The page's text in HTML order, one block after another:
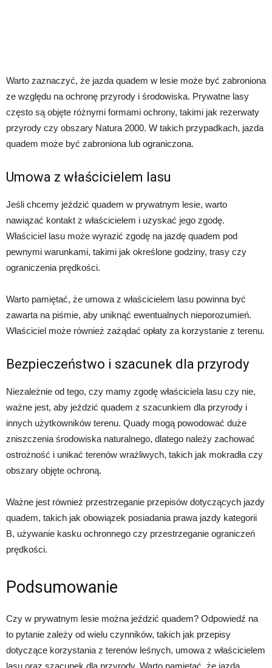
Warto zaznaczyć, że jazda quadem w lesie może być zabroniona
ze względu na ochronę przyrody i środowiska. Prywatne lasy
często są objęte różnymi formami ochrony, takimi jak rezerwaty
przyrody czy obszary Natura 2000. W takich przypadkach, jazda
quadem może być zabroniona lub ograniczona.
Umowa z właścicielem lasu
Jeśli chcemy jeździć quadem w prywatnym lesie, warto
nawiązać kontakt z właścicielem i uzyskać jego zgodę.
Właściciel lasu może wyrazić zgodę na jazdę quadem pod
pewnymi warunkami, takimi jak określone godziny, trasy czy
ograniczenia prędkości.
Warto pamiętać, że umowa z właścicielem lasu powinna być
zawarta na piśmie, aby uniknąć ewentualnych nieporozumień.
Właściciel może również zażądać opłaty za korzystanie z terenu.
Bezpieczeństwo i szacunek dla przyrody
Niezależnie od tego, czy mamy zgodę właściciela lasu czy nie,
ważne jest, aby jeździć quadem z szacunkiem dla przyrody i
innych użytkowników terenu. Quady mogą powodować duże
zniszczenia środowiska naturalnego, dlatego należy zachować
ostrożność i unikać terenów wrażliwych, takich jak mokradła czy
obszary objęte ochroną.
Ważne jest również przestrzeganie przepisów dotyczących jazdy
quadem, takich jak obowiązek posiadania prawa jazdy kategorii
B, używanie kasku ochronnego czy przestrzeganie ograniczeń
prędkości.
Podsumowanie
Czy w prywatnym lesie można jeździć quadem? Odpowiedź na
to pytanie zależy od wielu czynników, takich jak przepisy
dotyczące korzystania z terenów leśnych, umowa z właścicielem
lasu oraz szacunek dla przyrody. Warto pamiętać, że jazda